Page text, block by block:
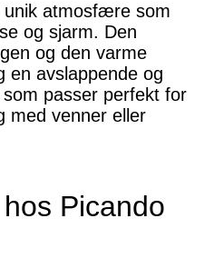
unik atmosfære som
og sjarm. Den
og den varme
en avslappende og
passer perfekt for
med venner eller
Picando